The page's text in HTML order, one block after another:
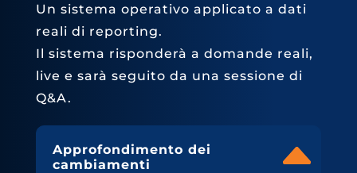
Un sistema operativo applicato a dati
reali di reporting.
Il sistema risponderà a domande reali,
live e sarà seguito da una sessione di
Q&A.
Approfondimento dei
cambiamenti